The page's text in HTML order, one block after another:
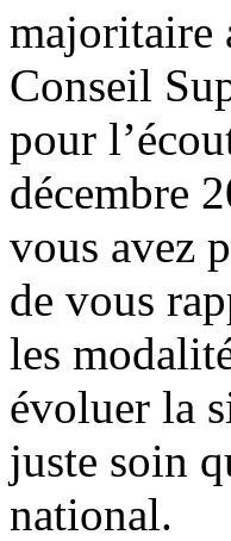
majoritaire
Conseil
pour
décembre
vous avez
de vous
les
évoluer la
juste soin
national.